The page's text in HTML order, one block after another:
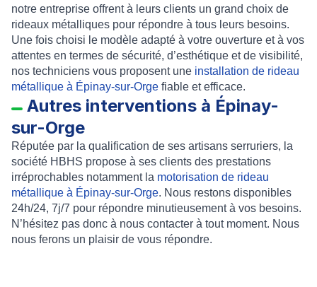
notre entreprise offrent à leurs clients un grand choix de
rideaux métalliques pour répondre à tous leurs besoins.
Une fois choisi le modèle adapté à votre ouverture et à vos
attentes en termes de sécurité, d’esthétique et de visibilité,
nos techniciens vous proposent une installation de rideau
métallique à Épinay-sur-Orge fiable et efficace.
Autres interventions à Épinay-
sur-Orge
Réputée par la qualification de ses artisans serruriers, la
société HBHS propose à ses clients des prestations
irréprochables notamment la motorisation de rideau
métallique à Épinay-sur-Orge. Nous restons disponibles
24h/24, 7j/7 pour répondre minutieusement à vos besoins.
N’hésitez pas donc à nous contacter à tout moment. Nous
nous ferons un plaisir de vous répondre.